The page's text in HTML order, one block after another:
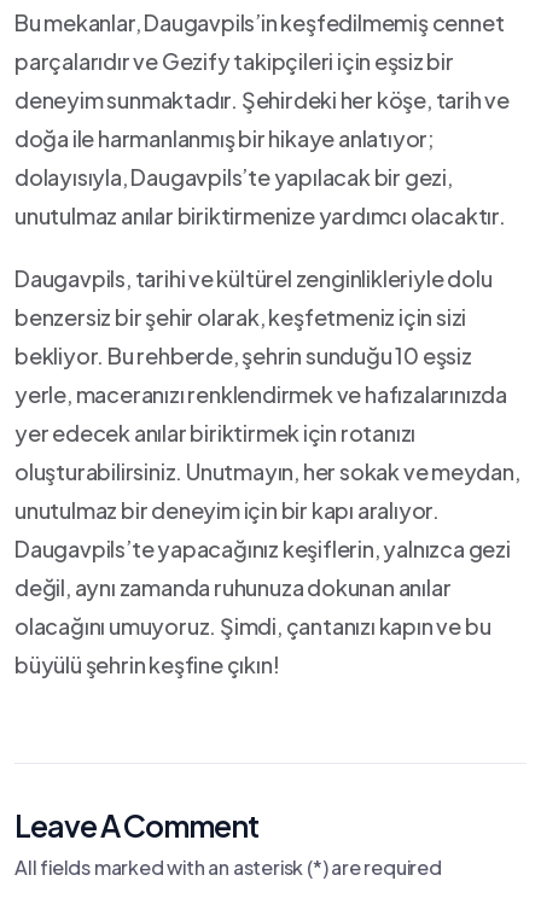
Bu ⁢mekanlar, Daugavpils’in keşfedilmemiş cennet
parçalarıdır ve Gezify takipçileri‌ için⁣ eşsiz ⁤bir
deneyim sunmaktadır. Şehirdeki⁤ her köşe, tarih ve
⁣doğa ​ile harmanlanmış⁣ bir hikaye anlatıyor;
dolayısıyla, Daugavpils’te yapılacak‍ bir gezi,
unutulmaz anılar biriktirmenize yardımcı olacaktır.
Daugavpils, tarihi ⁢ve kültürel zenginlikleriyle dolu
benzersiz bir şehir ‍olarak, keşfetmeniz için sizi​
bekliyor. Bu rehberde, şehrin sunduğu 10 eşsiz
yerle, maceranızı renklendirmek ve hafızalarınızda
yer edecek anılar biriktirmek⁢ için rotanızı ​
oluşturabilirsiniz. Unutmayın, her sokak ve⁢ meydan,
unutulmaz bir deneyim için bir kapı aralıyor.
Daugavpils’te yapacağınız keşiflerin, yalnızca gezi
değil,‍ aynı zamanda ruhunuza dokunan​ anılar
olacağını umuyoruz. Şimdi, çantanızı kapın ve bu
büyülü şehrin keşfine çıkın!
Leave A Comment
All fields marked with an asterisk (*) are required